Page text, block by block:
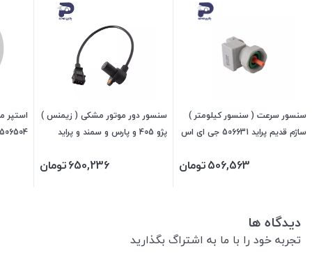
سنسور سرعت ( سنسور کیلومتر )
ساژم قدیم پراید 506631 جی ای اس
506,563تومان
سنسور دور موتور مشکی ( زیمنس )
پژو 405 و پارس و سمند و پراید
650,236تومان
استپر
506504 جی ای اس
دیدگاه ها
تجربه خود را با ما به اشتراگ بگذارید